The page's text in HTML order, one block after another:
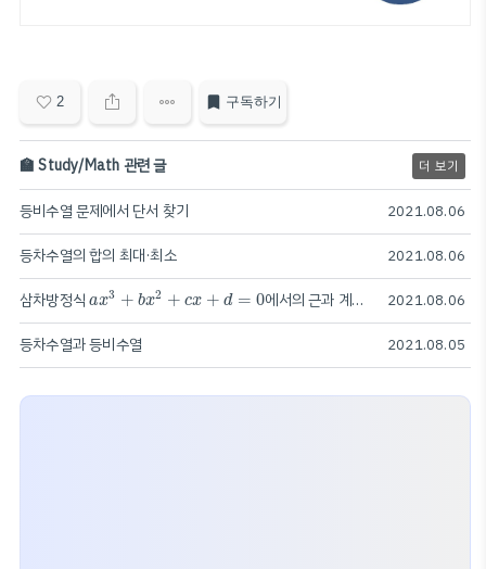
2 구독하기
🏫 Study/Math 관련 글 더 보기
등비수열 문제에서 단서 찾기 2021.08.06
등차수열의 합의 최대·최소 2021.08.06
삼차방정식ax3 + bx2 + cx + d = 0
ax3 + bx2+ c x+d = 0 에서의 근과 계수의 관계 2021.08.06
등차수열과 등비수열 2021.08.05